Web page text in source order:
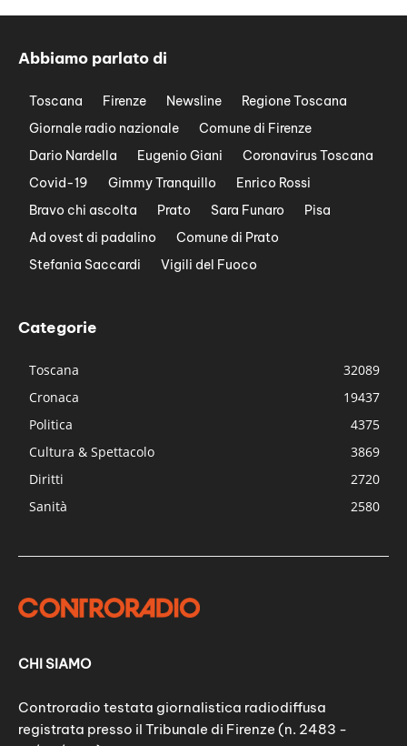
Abbiamo parlato di
Toscana Firenze Newsline
Regione Toscana
Giornale radio nazionale
Comune di Firenze
Dario Nardella
Eugenio Giani
Coronavirus Toscana
Covid-19
Gimmy Tranquillo
Enrico Rossi
Bravo chi ascolta
Prato Sara Funaro
Pisa
Ad ovest di padalino
Comune di Prato
Stefania Saccardi
Vigili del Fuoco
Categorie
Toscana
32089
Cronaca
19437
Politica
4375
Cultura & Spettacolo
3869
Diritti
2720
Sanità
2580
CHI SIAMO
Controradio testata giornalistica radiodiffusa
registrata presso il Tribunale di Firenze (n. 2483 -